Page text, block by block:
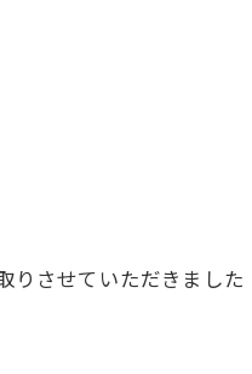
りさせていただきました